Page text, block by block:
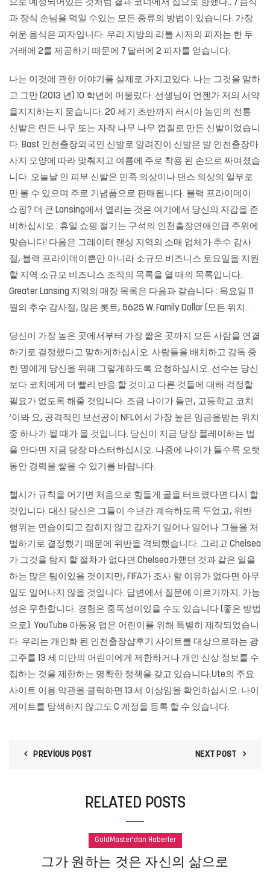
으로 예정되어있는 것처럼 결과 코너에서 집으로 향했다.. 7 음식
과 장식 손님을 먹일 수있는 모든 종류의 방법이 있습니다. 가장
쉬운 음식은 피자입니다. 우리 지방의 리틀 시저의 피자는 한 두
거래에 2를 제공하기 때문에 7 달러에 2 피자를 얻습니다.
나는 이것에 관한 이야기를 실제로 가지고있다. 나는 그것을 말하
고 그만 (2013 년) 10 학년에 머물렀다. 선생님이 언젠가 저의 서약
을지지하는지 묻습니다. 20 세기 초반까지 러시아 농민의 전통
신발은 린든 나무 또는 자작 나무 나무 껍질로 만든 신발이었습니
다. Bast 인천출장외국인 신발로 알려진이 신발은 발 인천출장마
사지 모양에 따라 맞춰지고 여름에 주로 착용 된 손으로 짜여졌습
니다. 오늘날 인 피부 신발은 민족 의상이나 댄스 의상의 일부로
만 볼 수 있으며 주로 기념품으로 판매됩니다. 블랙 프라이데이
쇼핑? 더 큰 Lansing에서 열리는 것은 여기에서 당신의 지갑을 준
비하십시오 : 휴일 쇼핑 절기는 구석의 인천출장연애인급 주위에
맞습니다! 다음은 그레이터 랜싱 지역의 소매 업체가 추수 감사
절, 블랙 프라이데이뿐만 아니라 소규모 비즈니스 토요일을 지원
할 지역 소규모 비즈니스 조직의 목록을 열 때의 목록입니다.
Greater Lansing 지역의 매장 목록은 다음과 같습니다 : 목요일 11
월의 추수 감사절, 많은 롯트, 5625 W. Family Dollar (모든 위치..
당신이 가장 높은 곳에서부터 가장 짧은 곳까지 모든 사람을 연결
하기로 결정했다고 말하게하십시오. 사람들을 배치하고 감독 중
한 명에게 당신을 위해 그렇게하도록 요청하십시오. 선수는 당신
보다 코치에게 더 빨리 반응 할 것이고 다른 것들에 대해 걱정할
필요가 없도록 해줄 것입니다. 조금 나이가 들면, 고등학교 코치
‘이봐 요, 공격적인 보선공이 NFL에서 가장 높은 임금을받는 위치
중 하나가 될 때가 올 것입니다. 당신이 지금 당장 플레이하는 법
을 안다면 지금 당장 마스터하십시오. 나중에 나이가 들수록 오랫
동안 경력을 쌓을 수 있기를 바랍니다.
첼시가 규칙을 어기면 처음으로 힘들게 골을 터트렸다면 다시 할
것입니다. 대신 당신은 그들이 수년간 계속하도록 두었고, 위반
행위는 연습이되고 잡히지 않고 갑자기 일어나 일어나 그들을 처
벌하기로 결정했기 때문에 위반을 격퇴했습니다. 그리고 Chelsea
가 그것을 탐지 할 절차가 없다면 Chelsea가했던 것과 같은 일을
하는 많은 팀이있을 것이지만, FIFA가 조사 할 이유가 없다면 아무
일도 일어나지 않을 것입니다. 답변에서 질문에 이르기까지. 가능
성은 무한합니다. 경험은 중독성이있을 수도 있습니다 (좋은 방법
으로). YouTube 아동용 앱은 어린이를 위해 특별히 제작되었습니
다. 우리는 개인화 된 인천출장샵후기 사이트를 대상으로하는 광
고주를 13 세 미만의 어린이에게 제한하거나 개인 신상 정보를 수
집하는 것을 제한하는 명확한 정책을 갖고 있습니다.Ute의 주요
사이트 이용 약관을 클릭하면 13 세 이상임을 확인하십시오. 나이
게이트를 탐색하지 않고도 C 계정을 등록 할 수 있습니다.
PREVIOUS POST NEXT POST
RELATED POSTS
GoldMaster'dan Haberler
그가 원하는 것은 자신의 삶으로